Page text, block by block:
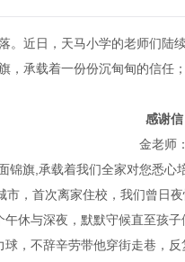
。近日，天马小学的老师们陆
承载着一份份沉甸甸的信任
感谢信
金老师
锦旗,承载着我们全家对您悉心
市，首次离家住校，我们曾
午休与深夜，默默守候直至孩
球，不辞辛劳带他穿街走巷，